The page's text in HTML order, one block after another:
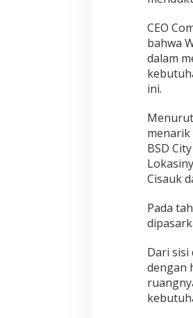
CEO
bahwa
dalam
ini.
BSD
Cisauk
Pada
Dari
dengan